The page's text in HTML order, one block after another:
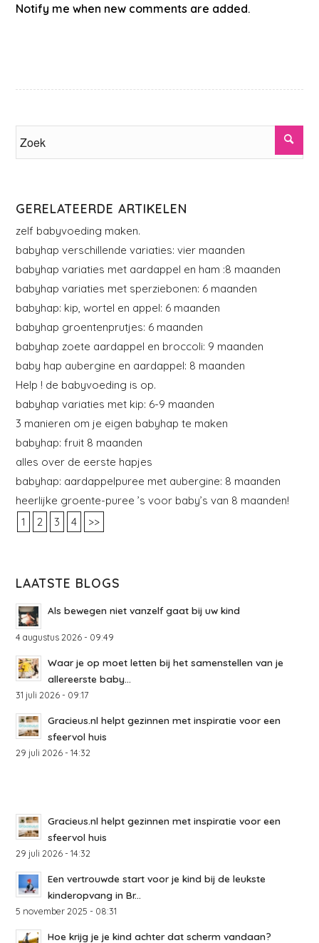
Notify me when new comments are added.
GERELATEERDE ARTIKELEN
zelf babyvoeding maken.
babyhap verschillende variaties: vier maanden
babyhap variaties met aardappel en ham :8 maanden
babyhap variaties met sperziebonen: 6 maanden
babyhap: kip, wortel en appel: 6 maanden
babyhap groentenprutjes: 6 maanden
babyhap zoete aardappel en broccoli: 9 maanden
baby hap aubergine en aardappel: 8 maanden
Help ! de babyvoeding is op.
babyhap variaties met kip: 6-9 maanden
3 manieren om je eigen babyhap te maken
babyhap: fruit 8 maanden
alles over de eerste hapjes
babyhap: aardappelpuree met aubergine: 8 maanden
heerlijke groente-puree ’s voor baby’s van 8 maanden!
1
2 3 4 >>
LAATSTE BLOGS
Als bewegen niet vanzelf gaat bij uw kind
4 augustus 2026 - 09:49
Waar je op moet letten bij het samenstellen van je
allereerste baby...
31 juli 2026 - 09:17
Gracieus.nl helpt gezinnen met inspiratie voor een
sfeervol huis
29 juli 2026 - 14:32
Gracieus.nl helpt gezinnen met inspiratie voor een
sfeervol huis
29 juli 2026 - 14:32
Een vertrouwde start voor je kind bij de leukste
kinderopvang in Br...
5 november 2025 - 08:31
Hoe krijg je je kind achter dat scherm vandaan?